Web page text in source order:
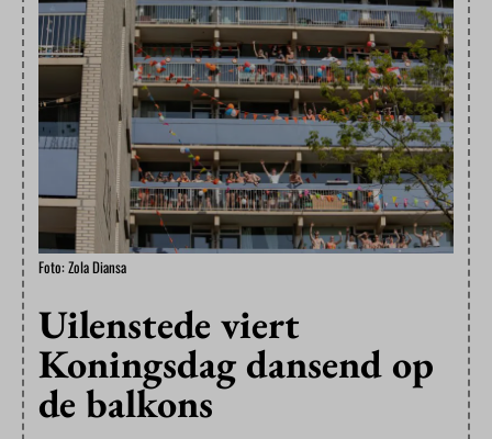
Foto: Zola Diansa
Uilenstede viert
Koningsdag dansend op
de balkons